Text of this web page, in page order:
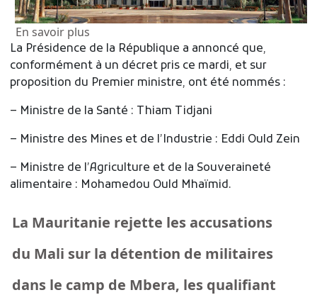
En savoir plussur Remaniement partiel du
La Présidence de la République a annoncé que,
conformément à un décret pris ce mardi, et sur
proposition du Premier ministre, ont été nommés :
– Ministre de la Santé : Thiam Tidjani
– ⁠Ministre des Mines et de l’Industrie : Eddi Ould Zein
– ⁠Ministre de l’Agriculture et de la Souveraineté
alimentaire : Mohamedou Ould Mhaïmid.
La Mauritanie rejette les accusations
du Mali sur la détention de militaires
dans le camp de Mbera, les qualifiant